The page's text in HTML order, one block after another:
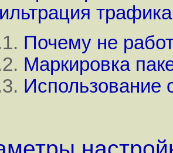
Почему не
Маркировка
Использование